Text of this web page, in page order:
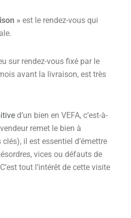
» est le rendez-vous qui
sur rendez-vous fixé par le
avant la livraison, est très
d’un bien en VEFA, c’est-à-
remet le bien à
clés), il est essentiel d’émettre
vices ou défauts de
tout l’intérêt de cette visite